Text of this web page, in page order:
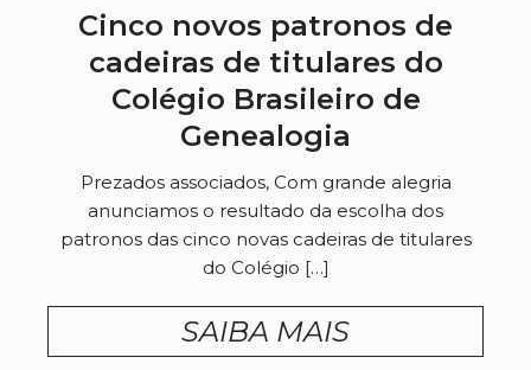
Cinco novos patronos de
cadeiras de titulares do
Colégio Brasileiro de
Genealogia
Prezados associados, Com grande alegria
anunciamos o resultado da escolha dos
patronos das cinco novas cadeiras de titulares
do Colégio […]
SAIBA MAIS